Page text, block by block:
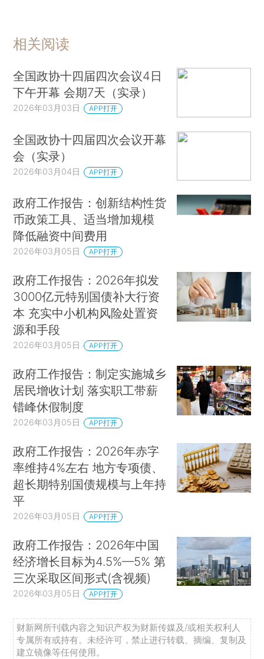
相关阅读
全国政协十四届四次会议4日
下午开幕 会期7天（实录）
2026年03月03日 APP打开
全国政协十四届四次会议开幕
会（实录）
2026年03月04日 APP打开
政府工作报告：创新结构性货
币政策工具、适当增加规模
降低融资中间费用
2026年03月05日 APP打开
政府工作报告：2026年拟发
3000亿元特别国债补大行资
本 充实中小机构风险处置资
源和手段
2026年03月05日 APP打开
政府工作报告：制定实施城乡
居民增收计划 落实职工带薪
错峰休假制度
2026年03月05日 APP打开
政府工作报告：2026年赤字
率维持4%左右 地方专项债、
超长期特别国债规模与上年持
平
2026年03月05日 APP打开
政府工作报告：2026年中国
经济增长目标为4.5%—5% 第
三次采取区间形式(含视频)
2026年03月05日 APP打开
财新网所刊载内容之知识产权为财新传媒及/或相关权利人
专属所有或持有。未经许可，禁止进行转载、摘编、复制及
建立镜像等任何使用。